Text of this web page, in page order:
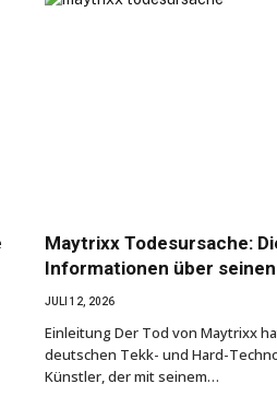
Maytrixx Todesursache:
Informationen über
JULI 12, 2026
Einleitung Der Tod von Maytrixx
deutschen Tekk- und Hard-
Künstler, der mit seinem…